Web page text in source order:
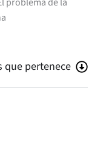
problema de la
que pertenece